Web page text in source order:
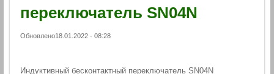
переключатель SN04N
Обновлено18.01.2022 - 08:28
Индуктивный бесконтактный переключатель SN04N